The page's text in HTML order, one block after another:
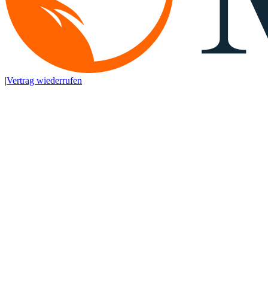
|Vertrag wiederrufen